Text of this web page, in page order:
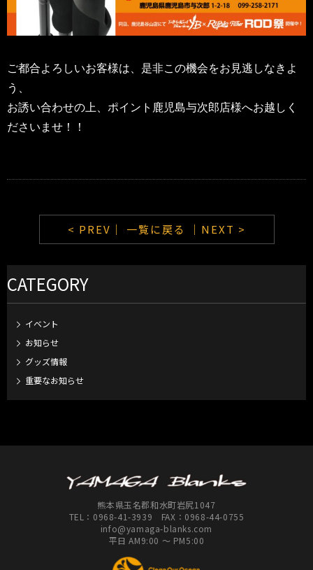
ご都合よろしいお客様は、是非この機会をお見逃しなきよ
う、
お誘い合わせの上、ポイント鹿児島与次郎店様へお越しく
ださいませ！！
< PREV｜ 一覧に戻る ｜NEXT >
CATEGORY
イベント
お知らせ
グッズ情報
重要なお知らせ
熊本県玉名郡和水町岩尻1047
TEL： 0968-41-3939 FAX：0968-44-0755
info@yamaga-blanks.com
平日 AM9:00 ～ PM5:00